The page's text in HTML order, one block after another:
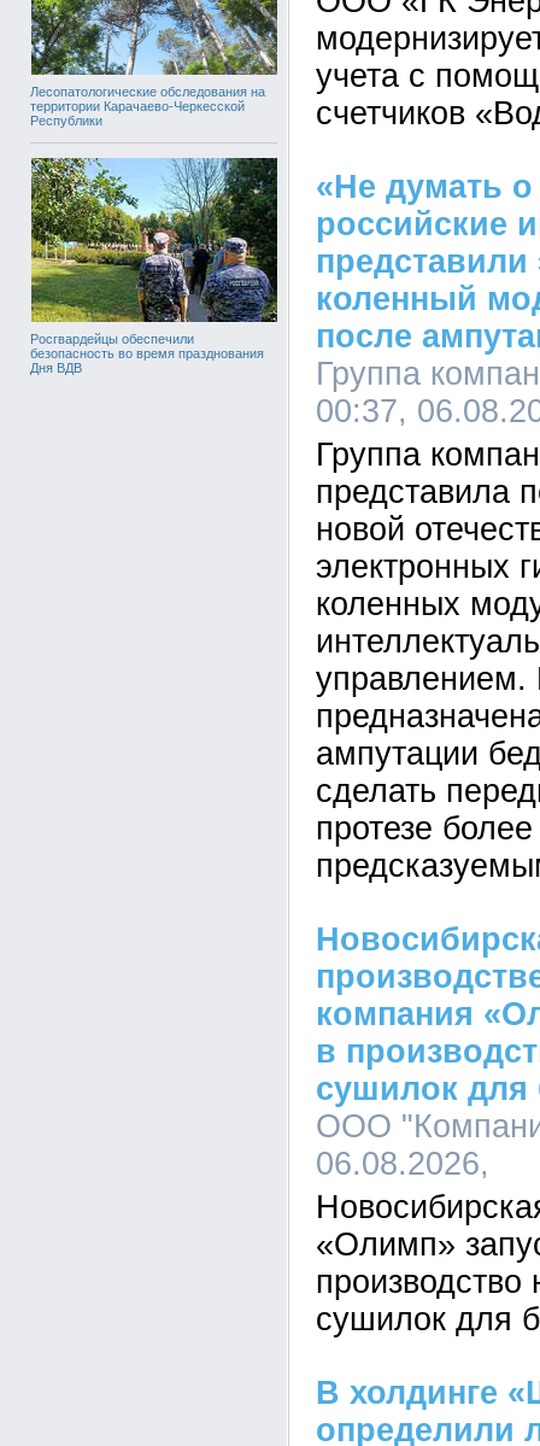
Лесопатологические обследования на
территории Карачаево-Черкесской
Республики
Росгвардейцы обеспечили
безопасность во время празднования
Дня ВДВ
учета с
счетчиков
«Не думать
российские
коленный
после
Группа
00:37,
Группа
представила
новой
электронных
коленных
управлением.
ампутации
сделать
протезе
компания
в
сушилок для
ООО
06.08.2026,
«Олимп»
сушилок для
В холдинге
определили